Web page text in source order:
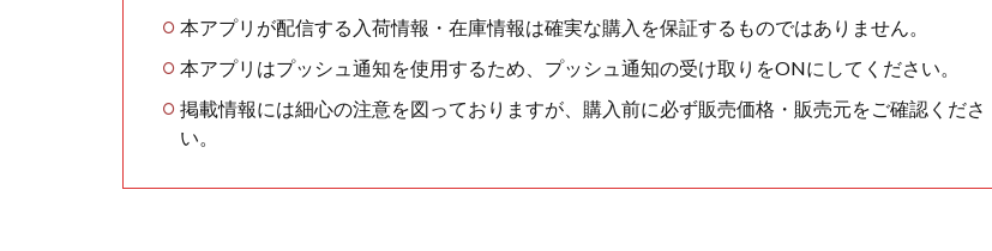
本アプリが配信する入荷情報・在庫情報は確実な購入を保証するものではありません。
本アプリはプッシュ通知を使用するため、プッシュ通知の受け取りをONにしてください。
掲載情報には細心の注意を図っておりますが、購入前に必ず販売価格・販売元をご確認くださ
い。